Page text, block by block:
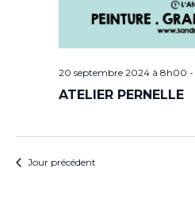
20 septembre 2024 à 8h00 -
ATELIER PERNELLE
Jour précédent